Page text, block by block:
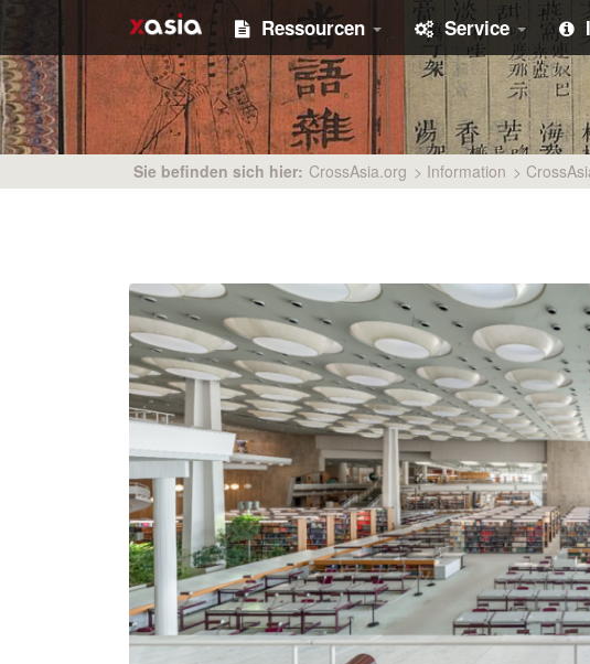
Ressourcen Service
Sie befinden sich hier: CrossAsia.org > Information >